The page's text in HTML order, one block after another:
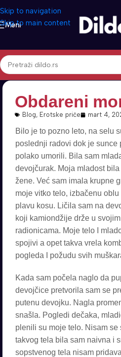
Skip to navigation
Skip to main content
Meni
Obdareni
Blog, Erotske priče mart 4,
Bilo je to pozno leto, na selu
poslednji radovi dok je sunce
polako umorili. Bila sam
devojčurak. Moja mladost
žene. Već sam imala krupne
moje vitko telo, izbačenu
plavu kosu. Ličila sam na
koji kamiondžije drže u
radionicama. Moje telo I
spojivi a opet takva vrela
pogleda I požudu svih
Kada sam počela naglo da
devojčice pretvorila sam se
putenu devojku. Nagla
snašla. Pogledi dečaka,
plenili su moje telo. Nisam se
takvog tela bila sam naivna i
sopstvenog tela nisam